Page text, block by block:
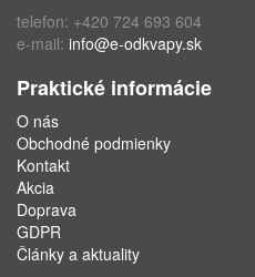
telefon: +420 724 693 604
e-mail: info@e-odkvapy.sk
Praktické informácie
O nás
Obchodné podmienky
Kontakt
Akcia
Doprava
GDPR
Články a aktuality